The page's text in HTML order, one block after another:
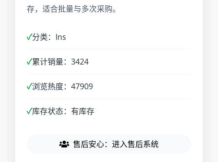
存，适合批量与多次采购。
✓分类：Ins
✓累计销量：3424
✓浏览热度：47909
✓库存状态：有库存
售后安心：进入售后系统